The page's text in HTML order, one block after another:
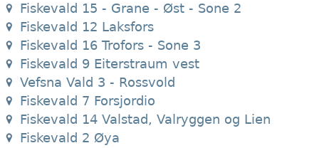
Fiskevald 15 - Grane - Øst - Sone 2
Fiskevald 12 Laksfors
Fiskevald 16 Trofors - Sone 3
Fiskevald 9 Eiterstraum vest
Vefsna Vald 3 - Rossvold
Fiskevald 7 Forsjordio
Fiskevald 14 Valstad, Valryggen og Lien
Fiskevald 2 Øya